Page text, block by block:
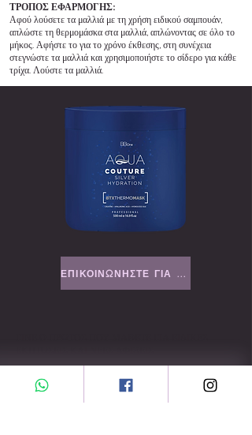
ΤΡΟΠΟΣ ΕΦΑΡΜΟΓΗΣ:
Αφού λούσετε τα μαλλιά με τη χρήση ειδικού σαμπουάν,
απλώστε τη θερμομάσκα στα μαλλιά, απλώνοντας σε όλο το
μήκος. Αφήστε το για το χρόνο έκθεσης, στη συνέχεια
στεγνώστε τα μαλλιά και χρησιμοποιήστε το σίδερο για κάθε
τρίχα. Λούστε τα μαλλιά.
ΕΠΙΚΟΙΝΩΝΗΣΤΕ ΓΙΑ ΠΑΡΑΓΓΕΛΙΑ
Εισαγάγετε το email σας εδώ